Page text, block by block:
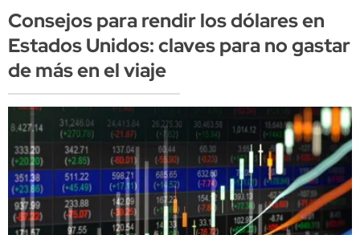
Consejos para rendir los dólares en
Estados Unidos: claves para no gastar
de más en el viaje